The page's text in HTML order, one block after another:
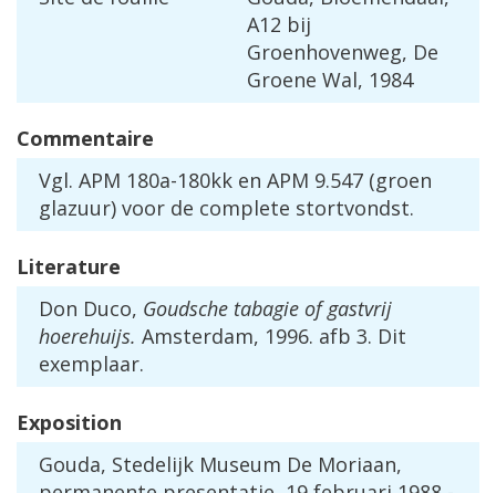
A12 bij
Groenhovenweg, De
Groene Wal, 1984
Commentaire
Vgl. APM 180a-180kk en APM 9.547 (groen
glazuur) voor de complete stortvondst.
Literature
Don Duco, Goudsche tabagie of gastvrij
hoerehuijs. Amsterdam, 1996. afb 3. Dit
exemplaar.
Exposition
Gouda, Stedelijk Museum De Moriaan,